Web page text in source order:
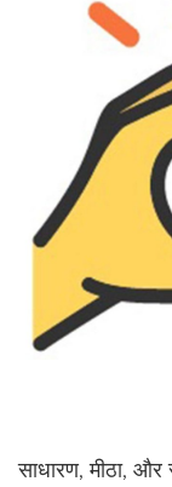
साधारण, मीठा, और